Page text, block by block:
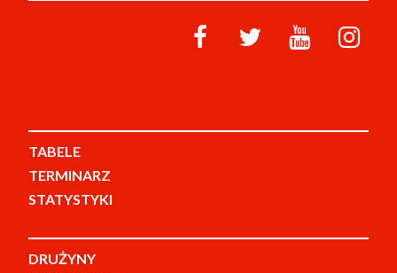
TABELE
TERMINARZ
STATYSTYKI
DRUŻYNY